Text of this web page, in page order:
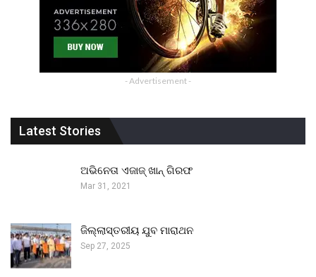
- Advertisement -
Latest Stories
ଅଭିନେତା ଏଜାଜ୍ ଖାନ୍ ଗିରଫ
Mar 31, 2021
ଜିଲ୍ଲାସ୍ତରୀୟ ଯୁବ ମାରାଥନ
Sep 27, 2025